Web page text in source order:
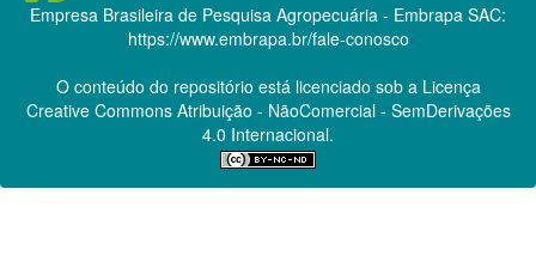
Empresa Brasileira de Pesquisa Agropecuária - Embrapa SAC:
https://www.embrapa.br/fale-conosco
O conteúdo do repositório está licenciado sob a Licença
Creative CommonsAtribuição - NãoComercial - SemDerivações
4.0 Internacional.